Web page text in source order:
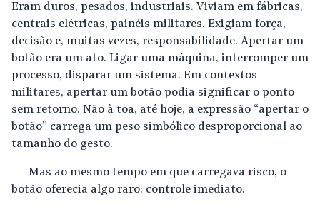
Eram duros, pesados, industriais. Viviam em fábricas,
centrais elétricas, painéis militares. Exigiam força,
decisão e, muitas vezes, responsabilidade. Apertar um
botão era um ato. Ligar uma máquina, interromper um
processo, disparar um sistema. Em contextos
militares, apertar um botão podia significar o ponto
sem retorno. Não à toa, até hoje, a expressão “apertar o
botão” carrega um peso simbólico desproporcional ao
tamanho do gesto.
Mas ao mesmo tempo em que carregava risco, o
botão oferecia algo raro: controle imediato.